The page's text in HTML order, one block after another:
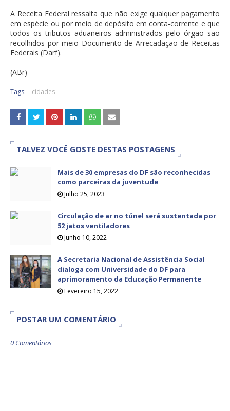
A Receita Federal ressalta que não exige qualquer pagamento
em espécie ou por meio de depósito em conta-corrente e que
todos os tributos aduaneiros administrados pelo órgão são
recolhidos por meio Documento de Arrecadação de Receitas
Federais (Darf).
(ABr)
Tags: cidades
TALVEZ VOCÊ GOSTE DESTAS POSTAGENS
Mais de 30 empresas do DF são reconhecidas
como parceiras da juventude
Julho 25, 2023
Circulação de ar no túnel será sustentada por
52 jatos ventiladores
Junho 10, 2022
A Secretaria Nacional de Assistência Social
dialoga com Universidade do DF para
aprimoramento da Educação Permanente
Fevereiro 15, 2022
POSTAR UM COMENTÁRIO
0 Comentários